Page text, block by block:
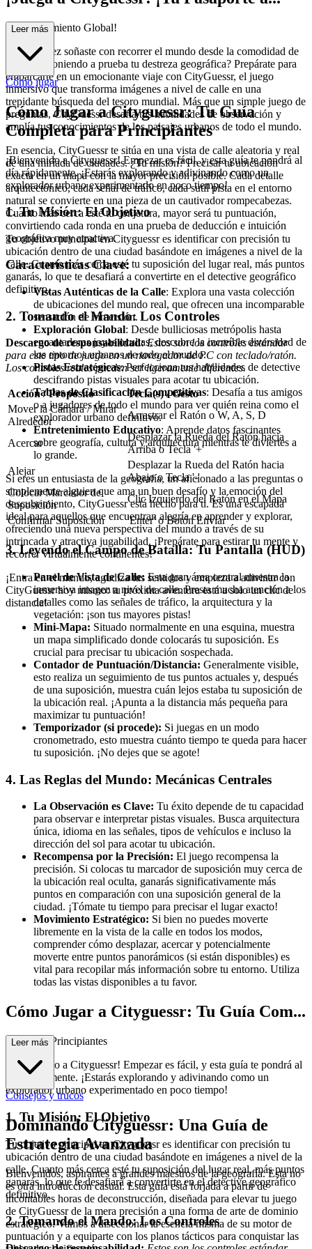
l Descubrimiento Global!
¿Alguna vez soñaste con recorrer el mundo desde la comodidad de
tu hogar, poniendo a prueba tu destreza geográfica? Prepárate para
embarcarte en un emocionante viaje con CityGuessr, el juego
inmersivo que transforma imágenes a nivel de calle en una
trepidante búsqueda del tesoro mundial. Más que un simple juego de
preguntas, CityGuessr desafía tus habilidades de observación y
amplía tus conocimientos de los paisajes urbanos de todo el mundo.
En esencia, CityGuessr te sitúa en una vista de calle aleatoria y real
de una miríada de ciudades. ¿Tu misión? Precisar tu ubicación
exacta en un mapa con la mayor precisión posible. Cada detalle
arquitectónico, cada señal de tráfico, cada sutil pista en el entorno
natural se convierte en una pieza de un cautivador rompecabezas.
Cuanto más cerca esté tu conjetura, mayor será tu puntuación,
convirtiendo cada ronda en una prueba de deducción e intuición
geográfica muy atractiva.
Características Clave:
Vistas Auténticas de la Calle: Explora una vasta colección
de ubicaciones del mundo real, que ofrecen una incomparable
sensación de inmersión.
Exploración Global: Desde bulliciosas metrópolis hasta
encantadoras joyas ocultas, descubre la increíble diversidad de
los entornos urbanos de todo el mundo.
Pistas Estratégicas: Perfecciona tus habilidades de detective
descifrando pistas visuales para acotar tu ubicación.
Tablas de Clasificación Competitivas: Desafía a tus amigos
o a jugadores de todo el mundo para ver quién reina como el
explorador urbano definitivo.
Entretenimiento Educativo: Aprende datos fascinantes
sobre geografía, cultura y arquitectura mientras te diviertes a
lo grande.
Si eres un entusiasta de la geografía, un aficionado a las preguntas o
simplemente alguien que ama un buen desafío y la emoción del
descubrimiento, CityGuessr está hecho para ti. Es una escapada
ideal para aquellos que encuentran alegría en aprender y explorar,
ofreciendo una nueva perspectiva del mundo a través de su
intrincada y atractiva jugabilidad. ¡Prepárate para estirar tu mente y
recorrer virtualmente continentes!
¡Entra en el mundo, agudiza tus sentidos y empieza a adivinar con
CityGuessr hoy mismo: tu próxima aventura está a solo un clic de
distancia!
Leer más
Cómo jugar
Cómo Jugar a Cityguessr: Tu Guía
Completa para Principiantes
¡Bienvenido a Cityguessr! Empezar es fácil, y esta guía te pondrá al
día rápidamente. ¡Estarás explorando y adivinando como un
explorador urbano experimentado en poco tiempo!
1. Tu Misión: El Objetivo
Tu objetivo principal en Cityguessr es identificar con precisión tu
ubicación dentro de una ciudad basándote en imágenes a nivel de la
calle. Cuanto más cerca esté tu suposición del lugar real, más puntos
ganarás, lo que te desafiará a convertirte en el detective geográfico
definitivo.
2. Tomando el Mando: Los Controles
Descargo de responsabilidad: Estos son los controles estándar
para este tipo de juego en un navegador de PC con teclado/ratón.
Los controles reales pueden ser ligeramente diferentes.
Acción / Propósito
Tecla(s) / Gesto
Mover la Cámara / Mirar
Alrededor
Arrastrar el Ratón o W, A, S, D
Acercar
Desplazar la Rueda del Ratón hacia
Arriba o Tecla '+'
Alejar
Desplazar la Rueda del Ratón hacia
Abajo o Tecla '-'
Colocar Marcador de
Suposición
Clic Izquierdo del Ratón en el Mapa
Confirmar Suposición
'Enter' o Botón Enviar
3. Leyendo el Campo de Batalla: Tu Pantalla (HUD)
Panel de Vista de Calle: Esta gran área central muestra la
inmersiva imagen a nivel de calle. Presta mucha atención a los
detalles como las señales de tráfico, la arquitectura y la
vegetación: ¡son tus mayores pistas!
Mini-Mapa: Situado normalmente en una esquina, muestra
un mapa simplificado donde colocarás tu suposición. Es
crucial para precisar tu ubicación sospechada.
Contador de Puntuación/Distancia: Generalmente visible,
esto realiza un seguimiento de tus puntos actuales y, después
de una suposición, muestra cuán lejos estaba tu suposición de
la ubicación real. ¡Apunta a la distancia más pequeña para
maximizar tu puntuación!
Temporizador (si procede): Si juegas en un modo
cronometrado, esto muestra cuánto tiempo te queda para hacer
tu suposición. ¡No dejes que se agote!
4. Las Reglas del Mundo: Mecánicas Centrales
La Observación es Clave: Tu éxito depende de tu capacidad
para observar e interpretar pistas visuales. Busca arquitectura
única, idioma en las señales, tipos de vehículos e incluso la
dirección del sol para acotar tu ubicación.
Recompensa por la Precisión: El juego recompensa la
precisión. Si colocas tu marcador de suposición muy cerca de
la ubicación real oculta, ganarás significativamente más
puntos en comparación con una suposición general de la
ciudad. ¡Tómate tu tiempo para precisar el lugar exacto!
Movimiento Estratégico: Si bien no puedes moverte
libremente en la vista de la calle en todos los modos,
comprender cómo desplazar, acercar y potencialmente
moverte entre puntos panorámicos (si están disponibles) es
vital para recopilar más información sobre tu entorno. Utiliza
todas las vistas disponibles a tu favor.
Cómo Jugar a Cityguessr: Tu Guía Com...
pleta para Principiantes
¡Bienvenido a Cityguessr! Empezar es fácil, y esta guía te pondrá al
día rápidamente. ¡Estarás explorando y adivinando como un
explorador urbano experimentado en poco tiempo!
1. Tu Misión: El Objetivo
Tu objetivo principal en Cityguessr es identificar con precisión tu
ubicación dentro de una ciudad basándote en imágenes a nivel de la
calle. Cuanto más cerca esté tu suposición del lugar real, más puntos
ganarás, lo que te desafiará a convertirte en el detective geográfico
definitivo.
2. Tomando el Mando: Los Controles
Leer más
Consejos y trucos
Dominando Cityguessr: Una Guía de
Estrategia Avanzada
Bienvenidos, aspirantes a grandes maestros de la geografía. Esta no
es otra introducción casual. Esta guía está forjada a partir de
incontables horas de deconstrucción, diseñada para elevar tu juego
de CityGuessr de la mera precisión a una forma de arte de dominio
estratégico. Vamos a diseccionar la esencia misma de su motor de
puntuación y a equiparte con los planos tácticos para conquistar las